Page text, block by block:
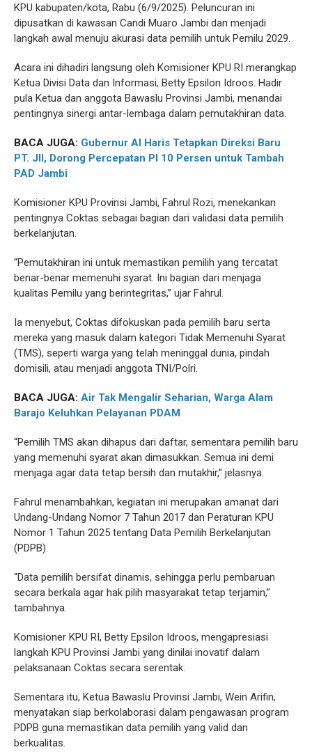
KPU kabupaten/kota, Rabu (6/9/2025). Peluncuran ini
dipusatkan di kawasan Candi Muaro Jambi dan menjadi
langkah awal menuju akurasi data pemilih untuk Pemilu 2029.
Acara ini dihadiri langsung oleh Komisioner KPU RI merangkap
Ketua Divisi Data dan Informasi, Betty Epsilon Idroos. Hadir
pula Ketua dan anggota Bawaslu Provinsi Jambi, menandai
pentingnya sinergi antar-lembaga dalam pemutakhiran data.
BACA JUGA: Gubernur Al Haris Tetapkan Direksi Baru
PT. JII, Dorong Percepatan PI 10 Persen untuk Tambah
PAD Jambi
Komisioner KPU Provinsi Jambi, Fahrul Rozi, menekankan
pentingnya Coktas sebagai bagian dari validasi data pemilih
berkelanjutan.
“Pemutakhiran ini untuk memastikan pemilih yang tercatat
benar-benar memenuhi syarat. Ini bagian dari menjaga
kualitas Pemilu yang berintegritas,” ujar Fahrul.
Ia menyebut, Coktas difokuskan pada pemilih baru serta
mereka yang masuk dalam kategori Tidak Memenuhi Syarat
(TMS), seperti warga yang telah meninggal dunia, pindah
domisili, atau menjadi anggota TNI/Polri.
BACA JUGA: Air Tak Mengalir Seharian, Warga Alam
Barajo Keluhkan Pelayanan PDAM
“Pemilih TMS akan dihapus dari daftar, sementara pemilih baru
yang memenuhi syarat akan dimasukkan. Semua ini demi
menjaga agar data tetap bersih dan mutakhir,” jelasnya.
Fahrul menambahkan, kegiatan ini merupakan amanat dari
Undang-Undang Nomor 7 Tahun 2017 dan Peraturan KPU
Nomor 1 Tahun 2025 tentang Data Pemilih Berkelanjutan
(PDPB).
“Data pemilih bersifat dinamis, sehingga perlu pembaruan
secara berkala agar hak pilih masyarakat tetap terjamin,”
tambahnya.
Komisioner KPU RI, Betty Epsilon Idroos, mengapresiasi
langkah KPU Provinsi Jambi yang dinilai inovatif dalam
pelaksanaan Coktas secara serentak.
Sementara itu, Ketua Bawaslu Provinsi Jambi, Wein Arifin,
menyatakan siap berkolaborasi dalam pengawasan program
PDPB guna memastikan data pemilih yang valid dan
berkualitas.